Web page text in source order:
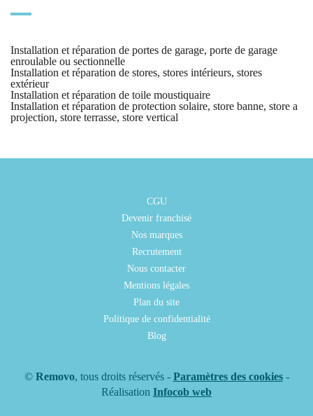
Installation et réparation de portes de garage, porte de garage
enroulable ou sectionnelle
Installation et réparation de stores, stores intérieurs, stores
extérieur
Installation et réparation de toile moustiquaire
Installation et réparation de protection solaire, store banne, store a
projection, store terrasse, store vertical
CGU
Devenir franchisé
Nos marques
Recrutement
Nous contacter
Mentions légales
Plan du site
Politique de confidentialité
Blog
© Removo, tous droits réservés - Paramètres des cookies-
Réalisation Infocob web